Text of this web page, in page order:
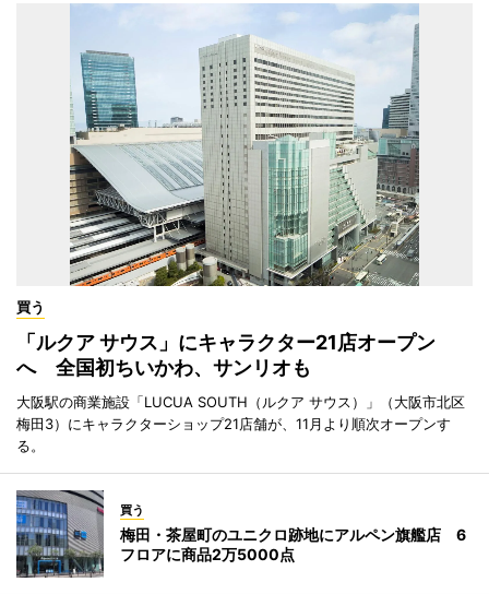
買う
「ルクア サウス」にキャラクター21店オープン
へ 全国初ちいかわ、サンリオも
大阪駅の商業施設「LUCUA SOUTH（ルクア サウス）」（大阪市北区
梅田3）にキャラクターショップ21店舗が、11月より順次オープンす
る。
買う
梅田・茶屋町のユニクロ跡地にアルペン旗艦店 6
フロアに商品2万5000点